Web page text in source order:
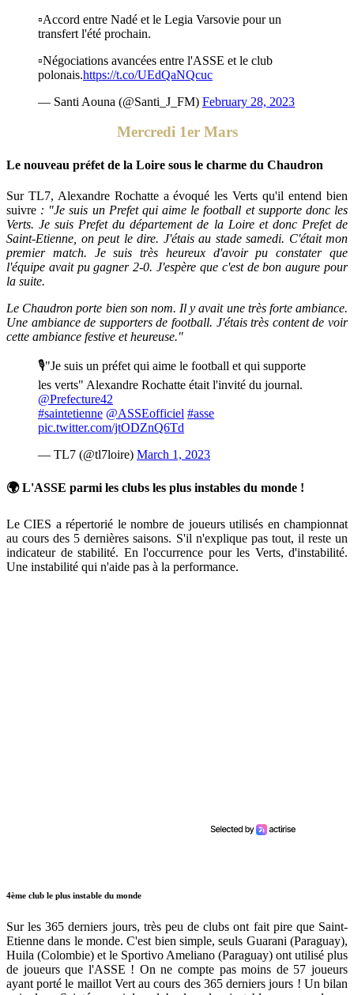
▫️Accord entre Nadé et le Legia Varsovie pour un
transfert l'été prochain.
▫️Négociations avancées entre l'ASSE et le club
polonais.https://t.co/UEdQaNQcuc
— Santi Aouna (@Santi_J_FM) February 28, 2023
Mercredi 1er Mars
Le nouveau préfet de la Loire sous le charme du Chaudron
Sur TL7, Alexandre Rochatte a évoqué les Verts qu'il entend bien
suivre : "Je suis un Prefet qui aime le football et supporte donc les
Verts. Je suis Prefet du département de la Loire et donc Prefet de
Saint-Etienne, on peut le dire. J'étais au stade samedi. C'était mon
premier match. Je suis très heureux d'avoir pu constater que
l'équipe avait pu gagner 2-0. J'espère que c'est de bon augure pour
la suite.
Le Chaudron porte bien son nom. Il y avait une très forte ambiance.
Une ambiance de supporters de football. J'étais très content de voir
cette ambiance festive et heureuse."
🎙"Je suis un préfet qui aime le football et qui supporte
les verts" Alexandre Rochatte était l'invité du journal.
@Prefecture42
#saintetienne @ASSEofficiel #asse
pic.twitter.com/jtODZnQ6Td
— TL7 (@tl7loire) March 1, 2023
🌍 L'ASSE parmi les clubs les plus instables du monde !
Le CIES a répertorié le nombre de joueurs utilisés en championnat
au cours des 5 dernières saisons. S'il n'explique pas tout, il reste un
indicateur de stabilité. En l'occurrence pour les Verts, d'instabilité.
Une instabilité qui n'aide pas à la performance.
4ème club le plus instable du monde
Sur les 365 derniers jours, très peu de clubs ont fait pire que Saint-
Etienne dans le monde. C'est bien simple, seuls Guarani (Paraguay),
Huila (Colombie) et le Sportivo Ameliano (Paraguay) ont utilisé plus
de joueurs que l'ASSE ! On ne compte pas moins de 57 joueurs
ayant porté le maillot Vert au cours des 365 derniers jours ! Un bilan